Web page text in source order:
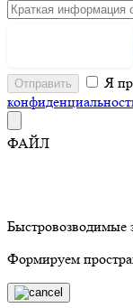
Я
ФАЙЛ
Быстровозводимые
Формируем